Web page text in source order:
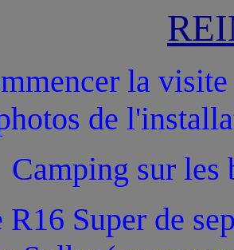
la
de
Camping sur les
Super de